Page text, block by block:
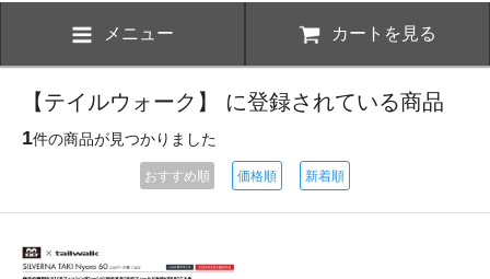
メニュー カートを見る
【テイルウォーク】 に登録されている商品
1件の商品が見つかりました
おすすめ順 価格順 新着順